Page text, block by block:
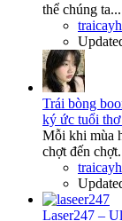
thể chúng ta...
Trái bòng
ký ức tuổi thơ
Mỗi khi mùa
chợt đến
Laser247 –